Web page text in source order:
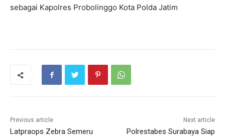
sebagai Kapolres Probolinggo Kota Polda Jatim
Previous article
Latpraops Zebra Semeru
Next article
Polrestabes Surabaya Siap